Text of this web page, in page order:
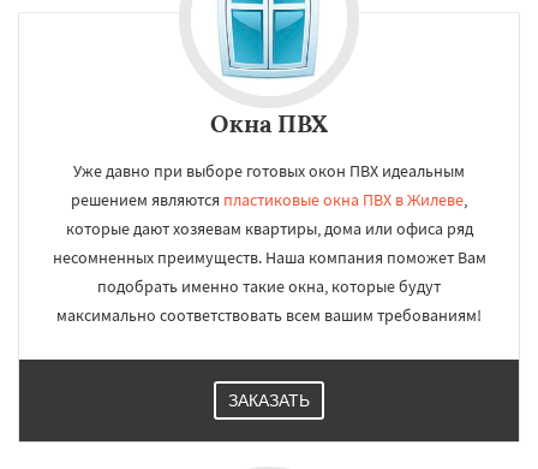
Окна ПВХ
Уже давно при выборе готовых окон ПВХ идеальным
решением являются пластиковые окна ПВХ в Жилеве,
которые дают хозяевам квартиры, дома или офиса ряд
несомненных преимуществ. Наша компания поможет Вам
подобрать именно такие окна, которые будут
максимально соответствовать всем вашим требованиям!
ЗАКАЗАТЬ